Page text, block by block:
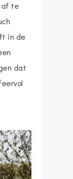
af te
in de
dat